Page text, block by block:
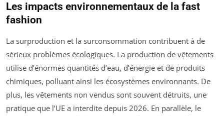
Les impacts environnementaux de la fast
fashion
La surproduction et la surconsommation contribuent à de
sérieux problèmes écologiques. La production de vêtements
utilise d’énormes quantités d’eau, d’énergie et de produits
chimiques, polluant ainsi les écosystèmes environnants. De
plus, les vêtements non vendus sont souvent détruits, une
pratique que l’UE a interdite depuis 2026. En parallèle, le